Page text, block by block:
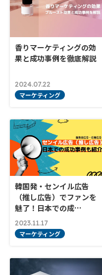
香りマーケティングの効
果と成功事例を徹底解説
2024.07.22
マーケティング
韓国発・センイル広告
（推し広告）でファンを
魅了！日本での成…
2023.11.17
マーケティング